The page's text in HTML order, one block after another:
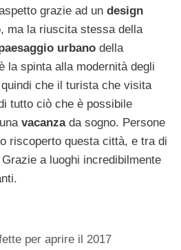
grazie ad un design
ma la riuscita stessa della
urbano della
la spinta alla modernità degli
che il turista che visita
tutto ciò che è possibile
vacanzada sogno. Persone
riscoperto questa città, e tra di
a luoghi incredibilmente
per aprire il 2017